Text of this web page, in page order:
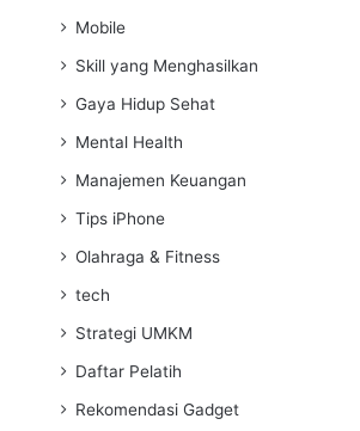
Mobile
Skill yang Menghasilkan
Gaya Hidup Sehat
Mental Health
Manajemen Keuangan
Tips iPhone
Olahraga & Fitness
tech
Strategi UMKM
Daftar Pelatih
Rekomendasi Gadget